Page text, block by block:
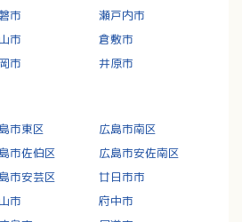
市
瀬戸内市
市
倉敷市
市 井原市
市東区
広島市南区
市佐伯区
広島市安佐南区
市安芸区
廿日市市
市
府中市